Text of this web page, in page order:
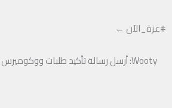
إلى#غزة_الآن ←
Wooty: أرسل رسالة تأكيد طلبات ووكوميرس عبر واتس اب لعميلك وللأدمن